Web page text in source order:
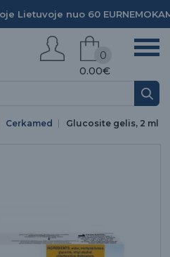
Lietuvoje nuo 60 EUR
0.00€
0
Cerkamed Glucosite gelis, 2 ml